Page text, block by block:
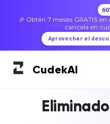
🎉 Obtén 7 meses GRATIS
cancela en
Aprovechar el
CudekAI